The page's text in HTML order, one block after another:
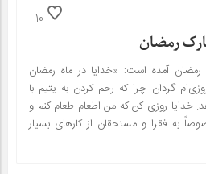
10
رمضان
آمده است: «خدایا در ماه رمضان
گردان چرا که رحم کردن به یتیم با
روزی کن که من اطعام طعام کنم و
به فقرا و مستحقان از کارهای بسیار